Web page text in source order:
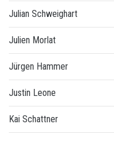
Julian Schweighart
Julien Morlat
Jürgen Hammer
Justin Leone
Kai Schattner